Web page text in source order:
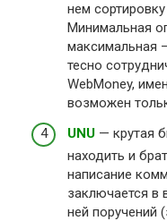
нем
Минимальная
максимальная
тесно
WebMoney,
возможен
UNU — крутая
находить и
написание
заключается в
ней поручений